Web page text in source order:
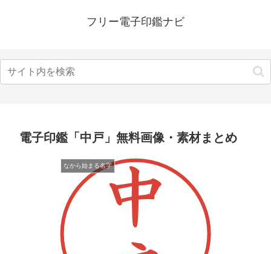
フリー電子印鑑ナビ
電子印鑑「中戸」無料画像・素材まとめ
なから始まる名字